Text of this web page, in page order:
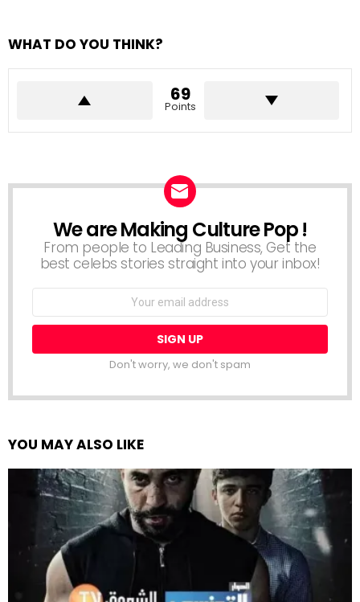
WHAT DO YOU THINK?
69
Points
NEWSLETTER
We are Making Culture Pop !
From people to Leading Business, Get the
best celebs stories straight into your inbox!
Don't worry, we don't spam
YOU MAY ALSO LIKE